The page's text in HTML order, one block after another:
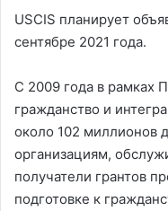
USCIS планирует
сентябре 2021 года.
С 2009 года в рамках
гражданство и
около 102 миллионов
организациям,
получатели грантов
подготовке к